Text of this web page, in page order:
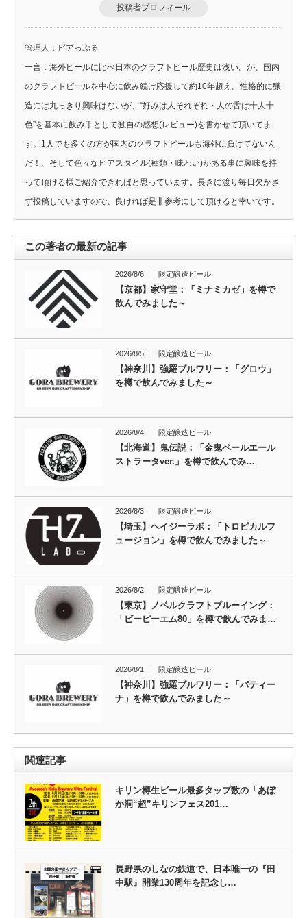
投稿者プロフィール
管理人：ビアっぷる
一言：海外ビールに比べ日本のクラフトビール歴史は浅い。が、国内
のクラフトビールを中心に飲み続け応援して約10年超え。性格的に醸
造には丸っきり興味はないが、“好みは人それぞれ・人の舌は十人十
色”を基本に飲み手として独自の感想(レビュー)を書かせて頂いてま
す。1人でも多くの方が国内のクラフトビールも海外に負けてないん
だ！、そして色々なビアスタイル(種類・味わい)がある事に興味を持
って頂ける様ご紹介できればと思っています。長きに渡り毎日欠かさ
ず投稿していますので、良ければ是非参考にして頂けると幸いです。
この著者の最新の記事
2026/8/6 限定醸造ビール
【京都】家守堂：「ミナミカゼ」を樽で
飲んでみました～
2026/8/5 限定醸造ビール
【神奈川】強羅ブルワリー：「グロウ」
を樽で飲んでみました～
2026/8/4 限定醸造ビール
【北海道】鬼伝説：「金鬼ペールエール
ストラータver.」を樽で飲んでみ…
2026/8/3 限定醸造ビール
【埼玉】ヘイジーラボ：「トロピカルフ
ュージョン」を樽で飲んでみました～
2026/8/2 限定醸造ビール
【東京】ノベルクラフトブルーイング：
「ビーピーエム80」を樽で飲んでみま…
2026/8/1 限定醸造ビール
【神奈川】強羅ブルワリー：「パティー
ナ」を樽で飲んでみました～
関連記事
キリン樽生ビール最多タップ数の「あぼ
か洞“超”キリンフェス201…
長野県のしなの鉄道で、日本唯一の『田
中駅』開業130周年を記念し…